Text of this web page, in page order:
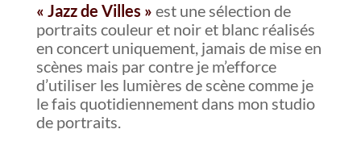
« Jazz de Villes » est une sélection de
portraits couleur et noir et blanc réalisés
en concert uniquement, jamais de mise en
scènes mais par contre je m’efforce
d’utiliser les lumières de scène comme je
le fais quotidiennement dans mon studio
de portraits.